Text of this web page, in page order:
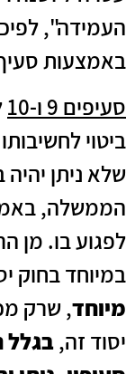
העמידה",
באמצעות
סעיפים 9 ו-10
ביטוי
שלא ניתן
הממשלה,
לפגוע בו. מן
במיוחד בחוק
מיוחד, שרק
יסוד זה,בגלל